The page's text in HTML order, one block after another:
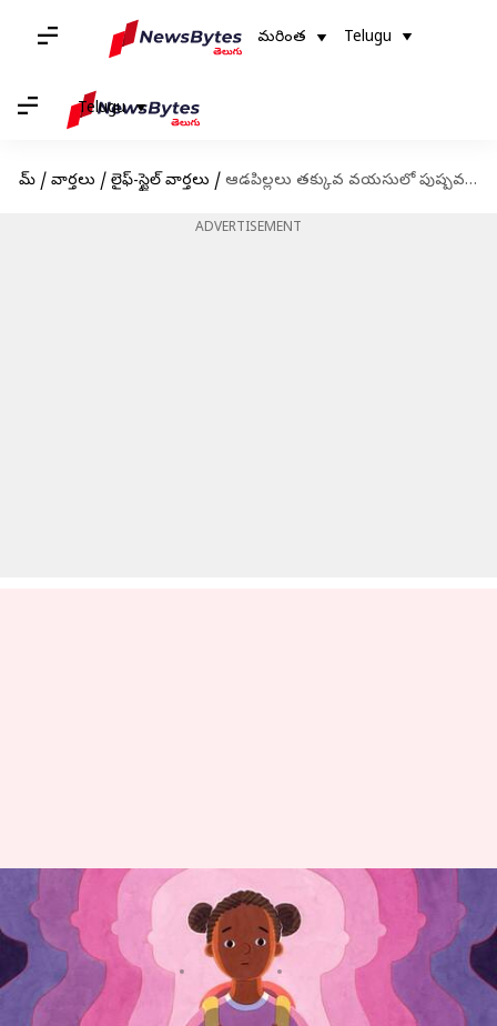
మరింత Telugu
Telugu
హోమ్ / వార్తలు / లైఫ్-స్టైల్ వార్తలు / ఆడపిల్లలు తక్కువ వయసులో పుష్పవతి అవ్వడానికి కారణాలు
ADVERTISEMENT
ఆడపిల్లలు తక్కువ వయసులో
పుష్పవతి అవ్వడానికి కారణాలు
వ్రాసిన వారు Sriram Pranateja Feb 22, 2023 12:05 pm